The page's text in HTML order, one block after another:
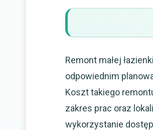
Remont małej
odpowiednim
Koszt takiego
zakres prac oraz
wykorzystanie